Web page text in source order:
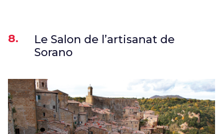
8.
Le Salon de l’artisanat de
Sorano